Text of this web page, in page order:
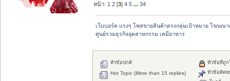
หน้า: 1 2 [3]4 5 ...34
เว็บบอร์ด แรงๆ โพสขายสินค้าตรงกลุ่มเป้าหมาย โฆษณ
ศูนย์รวมธุรกิจอุตสาหกรรม เคมีอาหาร
หัวข้อปกติ
Hot Topic (More than 15 replies)
หัวข้อที่ถู
หัวข้อติดห